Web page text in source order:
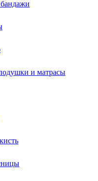
и матрасы